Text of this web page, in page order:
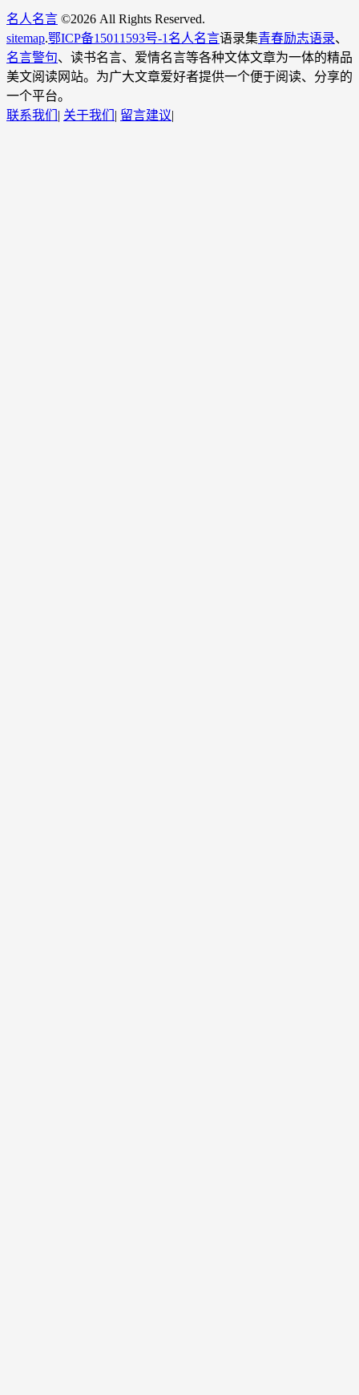
名人名言 ©2026 All Rights Reserved.
sitemap.鄂ICP备15011593号-1 名人名言语录集青春励志语录、
名言警句、读书名言、爱情名言等各种文体文章为一体的精品
美文阅读网站。为广大文章爱好者提供一个便于阅读、分享的
一个平台。
联系我们 | 关于我们 | 留言建议|